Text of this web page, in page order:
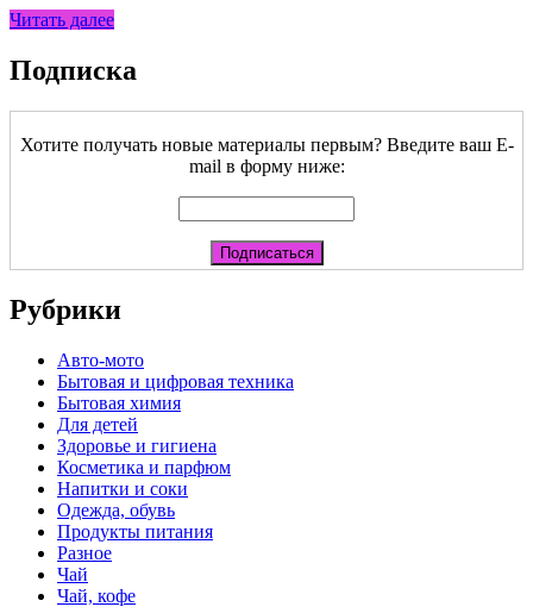
Читать далее
Подписка
Хотите получать новые материалы первым? Введите ваш E-
mail в форму ниже:
Рубрики
Авто-мото
Бытовая и цифровая техника
Бытовая химия
Для детей
Здоровье и гигиена
Косметика и парфюм
Напитки и соки
Одежда, обувь
Продукты питания
Разное
Чай
Чай, кофе